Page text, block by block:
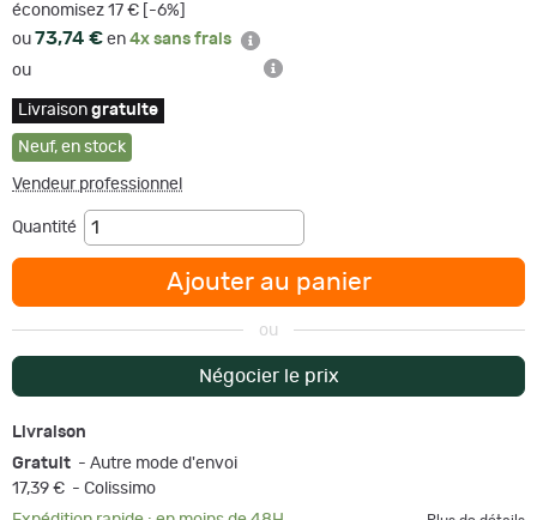
économisez 17 € [-6%]
ou 73,74 € en 4x sans frais
ou
Livraison gratuite
Neuf, en stock
Vendeur professionnel
Quantité
Ajouter au panier
ou
Négocier le prix
Livraison
Gratuit - Autre mode d'envoi
17,39 € - Colissimo